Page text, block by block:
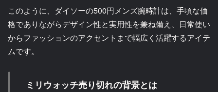
このように、ダイソーの500円メンズ腕時計は、手頃な価
格でありながらデザイン性と実用性を兼ね備え、日常使い
からファッションのアクセントまで幅広く活躍するアイテ
ムです。
ミリウォッチ売り切れの背景とは